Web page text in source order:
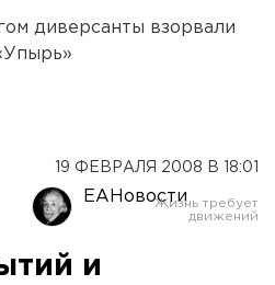
диверсанты взорвали
19 ФЕВРАЛЯ 2008 В 18:01
ЕАНовости
и